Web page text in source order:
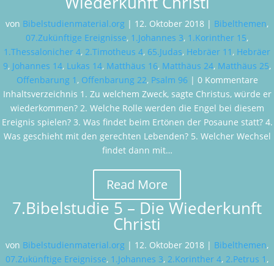
von Bibelstudienmaterial.org | 12. Oktober 2018 | Bibelthemen,
07.Zukünftige Ereignisse, 1.Johannes 3, 1.Korinther 15,
1.Thessalonicher 4, 2.Timotheus 4, 65.Judas, Hebräer 11 , Hebräer
9, Johannes 14, Lukas 14, Matthäus 16, Matthäus 24, Matthäus 25,
Offenbarung 1 , Offenbarung 22, Psalm 96 | 0 Kommentare
Inhaltsverzeichnis 1. Zu welchem Zweck, sagte Christus, würde er
wiederkommen? 2. Welche Rolle werden die Engel bei diesem
Ereignis spielen? 3. Was findet beim Ertönen der Posaune statt? 4.
Was geschieht mit den gerechten Lebenden? 5. Welcher Wechsel
findet dann mit…
Read More
7.Bibelstudie 5 – Die Wiederkunft
Christi
von Bibelstudienmaterial.org | 12. Oktober 2018 | Bibelthemen,
07.Zukünftige Ereignisse, 1.Johannes 3, 2.Korinther 4, 2.Petrus 1 ,